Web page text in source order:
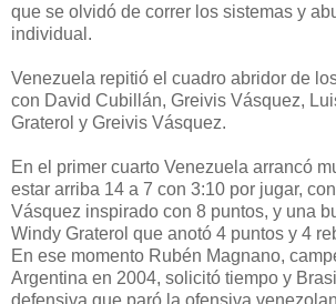
que se olvidó de correr los sistemas y
individual.
Venezuela repitió el cuadro abridor de
con David Cubillán, Greivis Vásquez,
Graterol y Greivis Vásquez.
En el primer cuarto Venezuela arrancó
estar arriba 14 a 7 con 3:10 por jugar,
Vásquez inspirado con 8 puntos, y una
Windy Graterol que anotó 4 puntos y 4
En ese momento Rubén Magnano,
Argentina en 2004, solicitó tiempo y
defensiva que paró la ofensiva